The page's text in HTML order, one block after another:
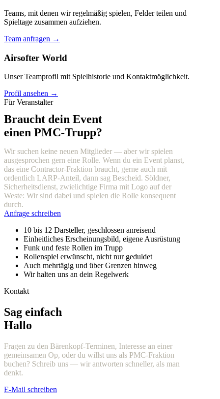
Teams, mit denen wir regelmäßig spielen, Felder teilen und
Spieltage zusammen aufziehen.
Team anfragen →
Airsofter World
Unser Teamprofil mit Spielhistorie und Kontaktmöglichkeit.
Profil ansehen →
Für Veranstalter
Braucht dein Event
einen PMC-Trupp?
Wir suchen keine neuen Mitglieder — aber wir spielen
ausgesprochen gern eine Rolle. Wenn du ein Event planst,
das eine Contractor-Fraktion braucht, gerne auch mit
ordentlich LARP-Anteil, dann sag Bescheid. Söldner,
Sicherheitsdienst, zwielichtige Firma mit Logo auf der
Weste: Wir sind dabei und spielen die Rolle konsequent
durch.
Anfrage schreiben
10 bis 12 Darsteller, geschlossen anreisend
Einheitliches Erscheinungsbild, eigene Ausrüstung
Funk und feste Rollen im Trupp
Rollenspiel erwünscht, nicht nur geduldet
Auch mehrtägig und über Grenzen hinweg
Wir halten uns an dein Regelwerk
Kontakt
Sag einfach
Hallo
Fragen zu den Bärenkopf-Terminen, Interesse an einer
gemeinsamen Op, oder du willst uns als PMC-Fraktion
buchen? Schreib uns — wir antworten schneller, als man
denkt.
E-Mail schreiben